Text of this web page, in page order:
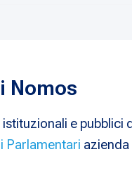
Nomos
e
Parlamentari